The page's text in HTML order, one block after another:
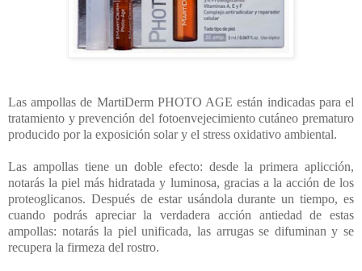
Las ampollas de MartiDerm PHOTO AGE están indicadas para el
tratamiento y prevención del fotoenvejecimiento cutáneo prematuro
producido por la exposición solar y el stress oxidativo ambiental.
Las ampollas tiene un doble efecto: desde la primera aplicción,
notarás la piel más hidratada y luminosa, gracias a la acción de los
proteoglicanos. Después de estar usándola durante un tiempo, es
cuando podrás apreciar la verdadera acción antiedad de estas
ampollas: notarás la piel unificada, las arrugas se difuminan y se
recupera la firmeza del rostro.